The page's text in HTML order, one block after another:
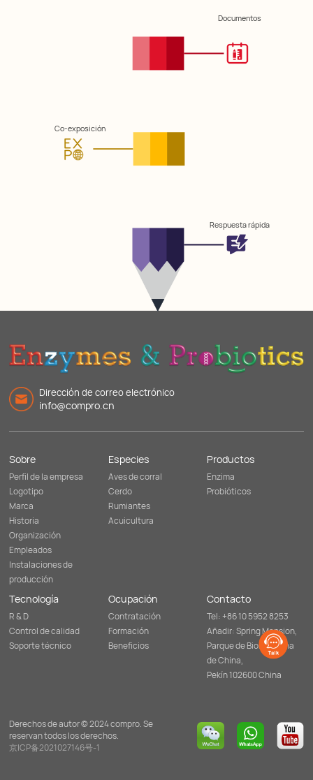
Documentos
Co-exposición
Respuesta rápida
Dirección de correo electrónico
info@compro.cn
Sobre
Perfil de la empresa
Logotipo
Marca
Historia
Organización
Empleados
Instalaciones de
producción
Especies
Aves de corral
Cerdo
Rumiantes
Acuicultura
Productos
Enzima
Probióticos
Tecnología
R & D
Control de calidad
Soporte técnico
Ocupación
Contratación
Formación
Beneficios
Contacto
Tel: +86 10 5952 8253
Añadir: Spring Mansion,
Parque de Biomedicina
de China,
Pekín 102600 China
Derechos de autor © 2024 compro. Se
reservan todos los derechos.
京ICP备2021027146号-1